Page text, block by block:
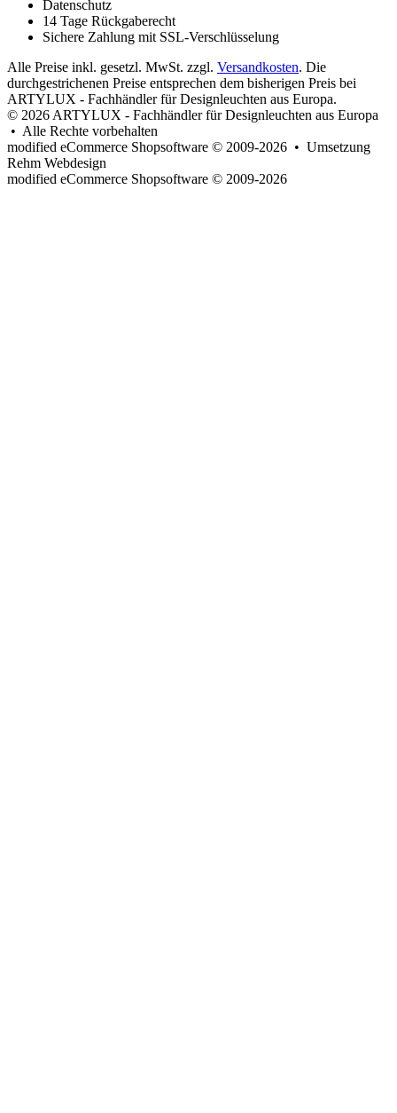
Datenschutz
14 Tage Rückgaberecht
Sichere Zahlung mit SSL-Verschlüsselung
Alle Preise inkl. gesetzl. MwSt. zzgl. Versandkosten. Die
durchgestrichenen Preise entsprechen dem bisherigen Preis bei
ARTYLUX - Fachhändler für Designleuchten aus Europa.
© 2026 ARTYLUX - Fachhändler für Designleuchten aus Europa
• Alle Rechte vorbehalten
modified eCommerce Shopsoftware © 2009-2026 • Umsetzung
Rehm Webdesign
modified eCommerce Shopsoftware © 2009-2026